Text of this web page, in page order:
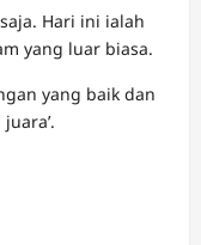
Hari ini ialah
yang luar biasa.
yang baik dan